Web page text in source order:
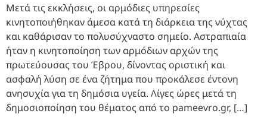
Μετά τις εκκλήσεις, οι αρμόδιες υπηρεσίες
κινητοποιήθηκαν άμεσα κατά τη διάρκεια της νύχτας
και καθάρισαν το πολυσύχναστο σημείο. Αστραπιαία
ήταν η κινητοποίηση των αρμόδιων αρχών της
πρωτεύουσας του Έβρου, δίνοντας οριστική και
ασφαλή λύση σε ένα ζήτημα που προκάλεσε έντονη
ανησυχία για τη δημόσια υγεία. Λίγες ώρες μετά τη
δημοσιοποίηση του θέματος από το pameevro.gr, […]